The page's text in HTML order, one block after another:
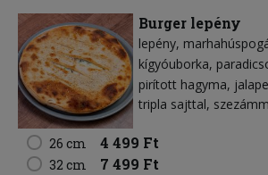
Burger lepény
lepény
kígyóuborka
pirított hagyma
tripla sajttal,
26 cm 4 499 Ft
32 cm 7 499 Ft